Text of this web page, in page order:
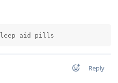
sleep aid pills
Reply